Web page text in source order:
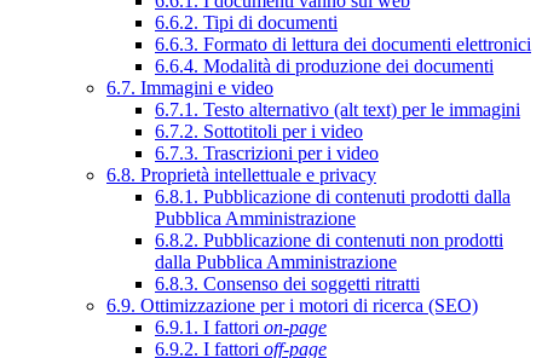
6.6.2. Tipi di documenti
6.6.3. Formato di lettura dei documenti elettronici
6.6.4. Modalità di produzione dei documenti
6.7. Immagini e video
6.7.1. Testo alternativo (alt text) per le immagini
6.7.2. Sottotitoli per i video
6.7.3. Trascrizioni per i video
6.8. Proprietà intellettuale e privacy
6.8.1. Pubblicazione di contenuti prodotti dalla
Pubblica Amministrazione
6.8.2. Pubblicazione di contenuti non prodotti
dalla Pubblica Amministrazione
6.8.3. Consenso dei soggetti ritratti
6.9. Ottimizzazione per i motori di ricerca (SEO)
6.9.1. I fattori on-page
6.9.2. I fattori off-page